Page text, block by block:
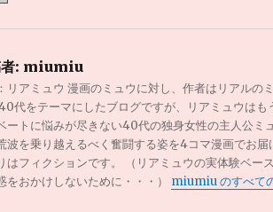
: miumiu
リアミュウ 漫画のミュウに対し、作者はリアルの
代をテーマにしたブログですが、リアミュウはも
ートに悩みが尽きない40代の独身女性の主人公ミ
波を乗り越えるべく奮闘する姿を4コマ漫画でお
はフィクションです。 （リアミュウの実体験ベー
をおかけしないために・・・） miumiu のすべて